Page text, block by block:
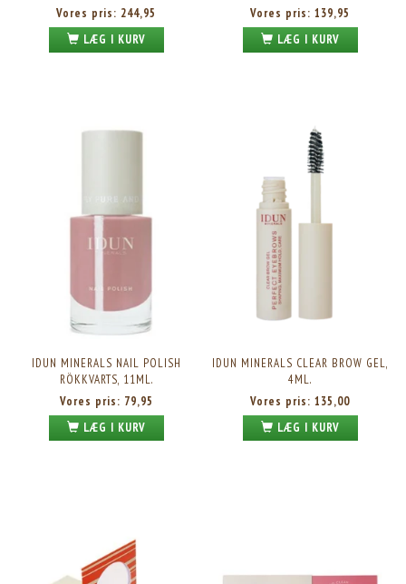
Vores pris: 244,95
LÆG I KURV
Vores pris: 139,95
LÆG I KURV
IDUN MINERALS NAIL POLISH
RÖKKVARTS, 11ML.
Vores pris: 79,95
LÆG I KURV
IDUN MINERALS CLEAR BROW GEL,
4ML.
Vores pris: 135,00
LÆG I KURV